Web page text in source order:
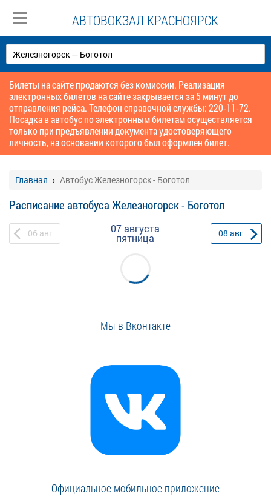
АВТОВОКЗАЛ КРАСНОЯРСК
Билеты на сайте продаются без комиссии. Реализация
электронных билетов на сайте закрывается за 5 минут до
отправления рейса. Телефон справочной службы: 220-11-72.
Посадка в автобус по электронным билетам осуществляется
только при предъявлении документа удостоверяющего
личность, на основании которого был оформлен билет.
Главная Автобус Железногорск - Боготол
Расписание автобуса Железногорск - Боготол
06 авг 07 августа
пятница 08 авг
Мы в Вконтакте
Официальное мобильное приложение